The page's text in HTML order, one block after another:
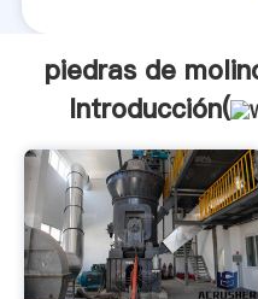
piedras de
Introducción(